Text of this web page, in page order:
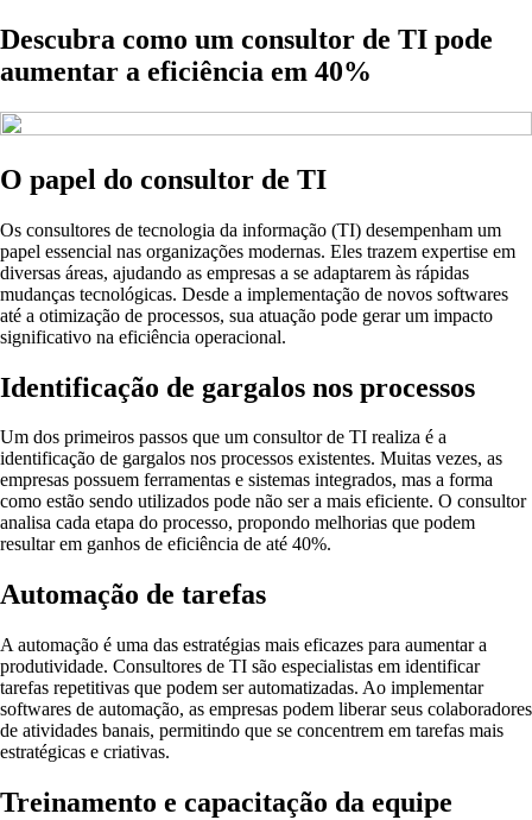
Descubra como um consultor de TI pode
aumentar a eficiência em 40%
O papel do consultor de TI
Os consultores de tecnologia da informação (TI) desempenham um
papel essencial nas organizações modernas. Eles trazem expertise em
diversas áreas, ajudando as empresas a se adaptarem às rápidas
mudanças tecnológicas. Desde a implementação de novos softwares
até a otimização de processos, sua atuação pode gerar um impacto
significativo na eficiência operacional.
Identificação de gargalos nos processos
Um dos primeiros passos que um consultor de TI realiza é a
identificação de gargalos nos processos existentes. Muitas vezes, as
empresas possuem ferramentas e sistemas integrados, mas a forma
como estão sendo utilizados pode não ser a mais eficiente. O consultor
analisa cada etapa do processo, propondo melhorias que podem
resultar em ganhos de eficiência de até 40%.
Automação de tarefas
A automação é uma das estratégias mais eficazes para aumentar a
produtividade. Consultores de TI são especialistas em identificar
tarefas repetitivas que podem ser automatizadas. Ao implementar
softwares de automação, as empresas podem liberar seus colaboradores
de atividades banais, permitindo que se concentrem em tarefas mais
estratégicas e criativas.
Treinamento e capacitação da equipe